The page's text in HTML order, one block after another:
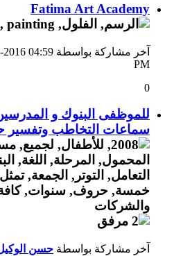
Fatima Art Academy
آخر مشاركة بواسطة 2016 04:59
PM
0
للموظفى البنوك و
سماعات التخاطب وتفسير
آخر مشاركة بواسطة حسن